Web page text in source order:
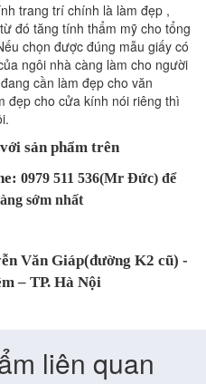
trang trí chính là làm đẹp ,
đó tăng tính thẩm mỹ cho tổng
chọn được đúng mẫu giấy có
ngôi nhà càng làm cho người
cần làm đẹp cho văn
đẹp cho cửa kính nói riêng thì
sản phẩm trên
0979 511 536(Mr Đức) để
sớm nhất
Văn Giáp(đường K2 cũ) -
– TP. Hà Nội
liên quan